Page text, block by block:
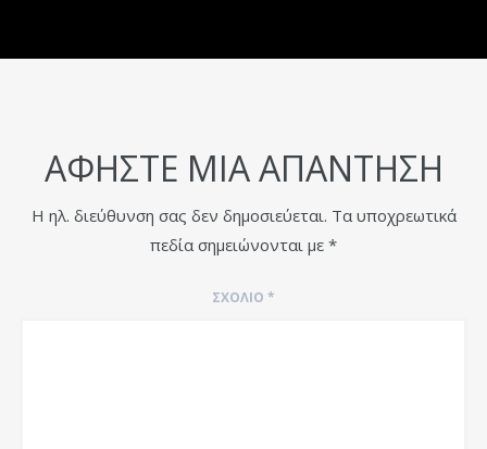
ΑΦΉΣΤΕ ΜΙΑ ΑΠΆΝΤΗΣΗ
Η ηλ. διεύθυνση σας δεν δημοσιεύεται. Τα υποχρεωτικά
πεδία σημειώνονται με *
ΣΧΌΛΙΟ *